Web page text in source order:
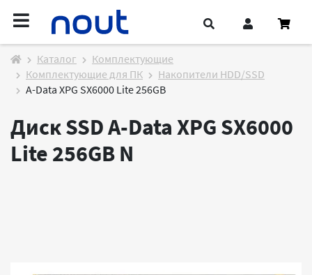
Каталог
Комплектующие
Комплектующие для ПК
Накопители HDD/SSD
A-Data XPG SX6000 Lite 256GB
Диск SSD A-Data XPG SX6000
Lite 256GB N